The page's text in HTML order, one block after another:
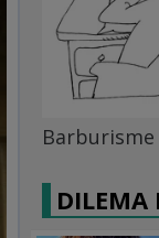
Barburisme
DILEMA